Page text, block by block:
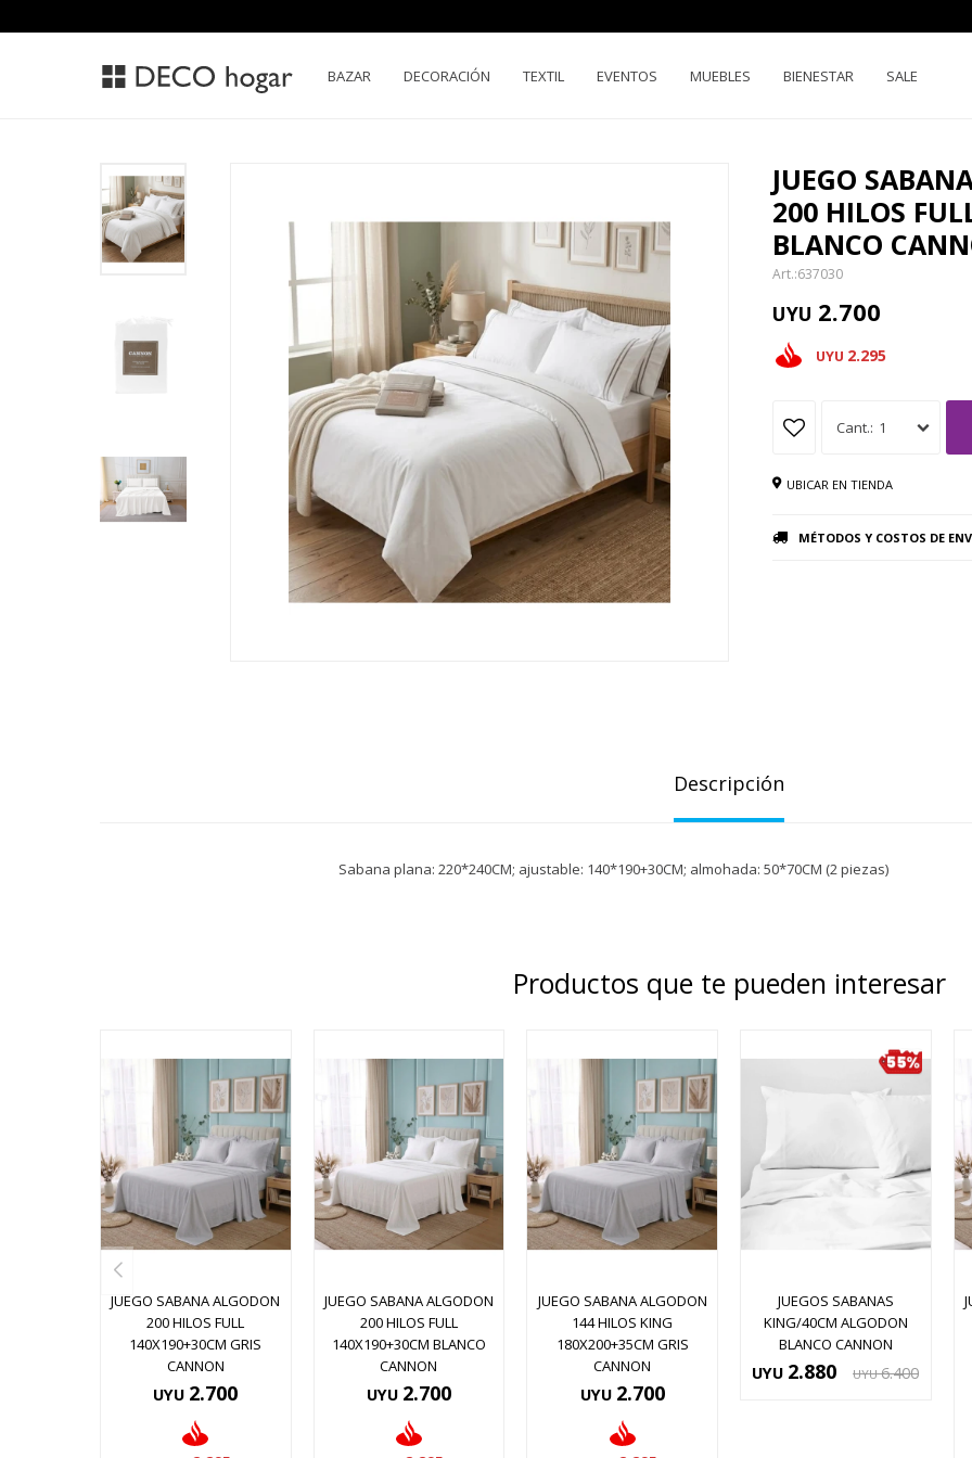
BAZAR DECORACIÓN TEXTIL EVENTOS MUEBLES BIENESTAR SALE
JUEGO
200 HILOS
BLANCO
637030
UYU 2.700
UYU 2.295
1
UBICAR EN TIENDA
MÉTODOS Y COSTOS DE
Descripción
Sabana plana: 220*240CM; ajustable: 140*190+30CM; almohada: 50*70CM (2 piezas)
Productos que te pueden interesar
JUEGO SABANA ALGODON
200 HILOS FULL
140X190+30CM GRIS
CANNON
UYU 2.700
JUEGO SABANA ALGODON
200 HILOS FULL
140X190+30CM BLANCO
CANNON
UYU 2.700
JUEGO SABANA ALGODON
144 HILOS KING
180X200+35CM GRIS
CANNON
UYU 2.700
JUEGOS SABANAS
KING/40CM ALGODON
BLANCO CANNON
UYU 2.880 UYU 6.400